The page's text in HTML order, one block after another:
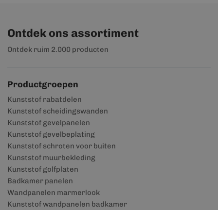
Ontdek ons assortiment
Ontdek ruim 2.000 producten
Productgroepen
Kunststof rabatdelen
Kunststof scheidingswanden
Kunststof gevelpanelen
Kunststof gevelbeplating
Kunststof schroten voor buiten
Kunststof muurbekleding
Kunststof golfplaten
Badkamer panelen
Wandpanelen marmerlook
Kunststof wandpanelen badkamer